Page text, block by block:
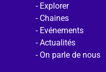
Explorer
Chaines
Evénements
Actualités
On parle de nous